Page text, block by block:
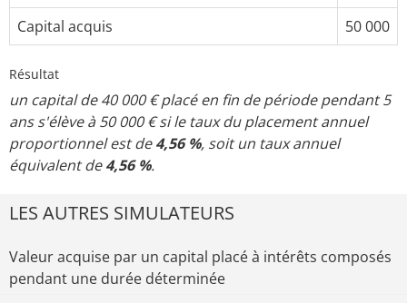
Capital acquis
50 000
Résultat
un capital de 40 000 € placé en fin de période pendant 5
ans s'élève à 50 000 € si le taux du placement annuel
proportionnel est de4,56 %, soit un taux annuel
équivalent de4,56 %.
LES AUTRES SIMULATEURS
Valeur acquise par un capital placé à intérêts composés
pendant une durée déterminée